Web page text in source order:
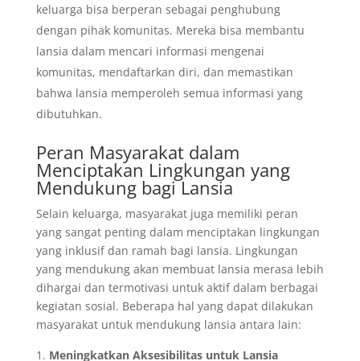
keluarga bisa berperan sebagai penghubung
dengan pihak komunitas. Mereka bisa membantu
lansia dalam mencari informasi mengenai
komunitas, mendaftarkan diri, dan memastikan
bahwa lansia memperoleh semua informasi yang
dibutuhkan.
Peran Masyarakat dalam
Menciptakan Lingkungan yang
Mendukung bagi Lansia
Selain keluarga, masyarakat juga memiliki peran
yang sangat penting dalam menciptakan lingkungan
yang inklusif dan ramah bagi lansia. Lingkungan
yang mendukung akan membuat lansia merasa lebih
dihargai dan termotivasi untuk aktif dalam berbagai
kegiatan sosial. Beberapa hal yang dapat dilakukan
masyarakat untuk mendukung lansia antara lain:
Meningkatkan Aksesibilitas untuk Lansia